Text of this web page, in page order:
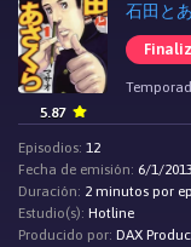
石田と
5.87
Episodios: 12
Fecha de emisión: 6/1/
Duración: 2 minutos por
Estudio(s): Hotline
Producido por: DAX